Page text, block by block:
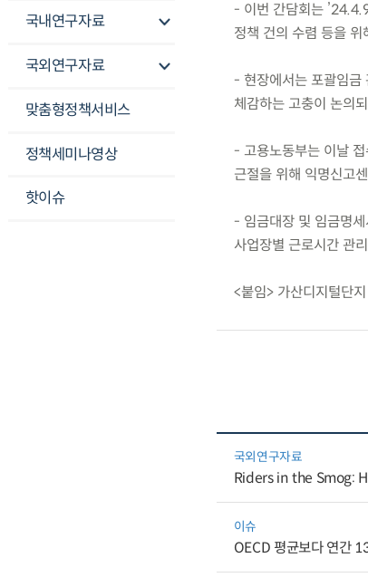
국내연구자료
국외연구자료
맞춤형정책서비스
정책세미나영상
핫이슈
- 이번 간담회는
정책 건의 수렴 등을 위
- 현장에서는 포괄임금
체감하는 고충이 논의
- 고용노동부는 이날
근절을 위해 익명신고
- 임금대장 및 임금명
사업장별 근로시간 관
<붙임> 가산디지털단
국외연구자료
Riders in the Smog:
이슈
OECD 평균보다 연간